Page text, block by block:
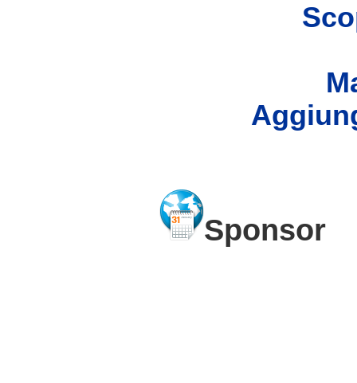
Sponsor